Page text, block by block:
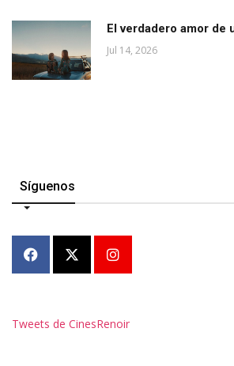
El verdadero amor de
Jul 14, 2026
Síguenos
Tweets de CinesRenoir